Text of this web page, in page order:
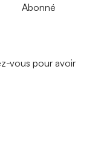
Abonné
vous pour avoir